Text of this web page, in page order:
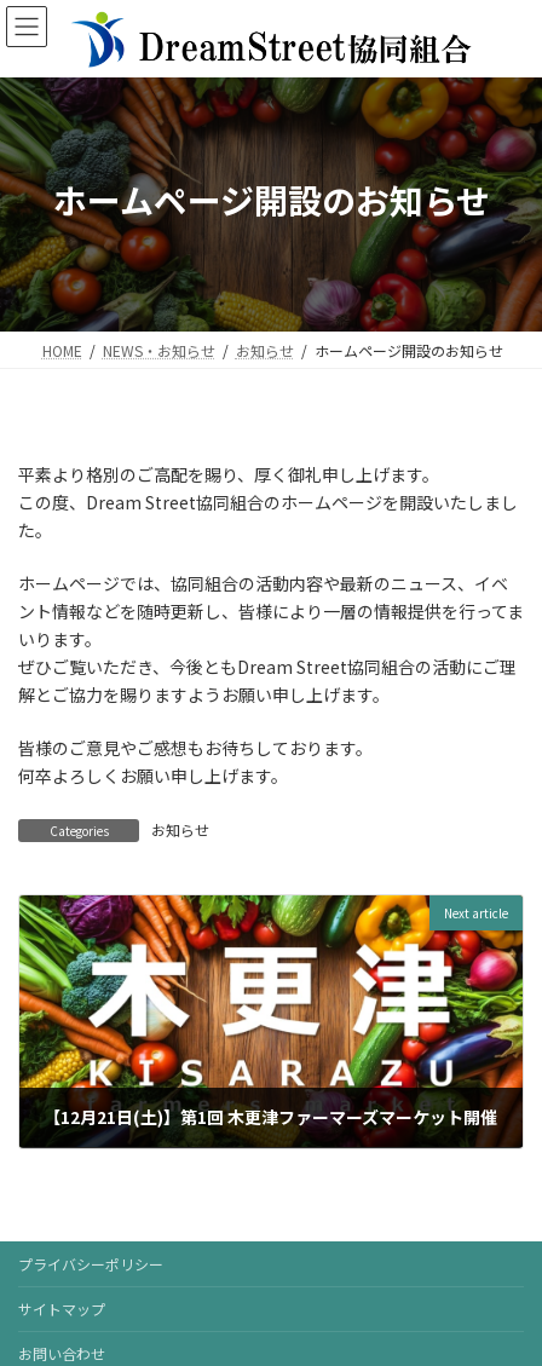
Skip
to
content
Skip
to
Navigation
ホームページ開設のお知らせ
HOME NEWS・お知らせ お知らせ ホームページ開設のお知らせ
平素より格別のご高配を賜り、厚く御礼申し上げます。
この度、Dream Street協同組合のホームページを開設いたしまし
た。
ホームページでは、協同組合の活動内容や最新のニュース、イベ
ント情報などを随時更新し、皆様により一層の情報提供を行ってま
いります。
ぜひご覧いただき、今後ともDream Street協同組合の活動にご理
解とご協力を賜りますようお願い申し上げます。
皆様のご意見やご感想もお待ちしております。
何卒よろしくお願い申し上げます。
Categories お知らせ
Next article
【12月21日(土)】第1回 木更津ファーマーズマーケット開催
プライバシーポリシー
サイトマップ
お問い合わせ